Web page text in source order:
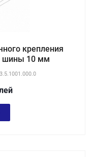
крепления
шины 10 мм